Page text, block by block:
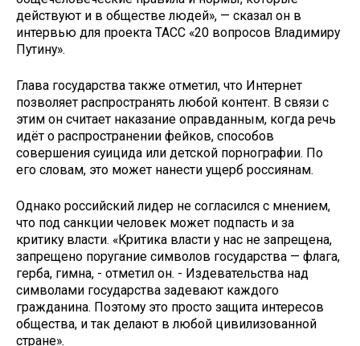
действуют и в обществе людей», — сказал он в
интервью для проекта ТАСС «20 вопросов Владимиру
Путину».
Глава государства также отметил, что Интернет
позволяет распространять любой контент. В связи с
этим он считает наказание оправданным, когда речь
идёт о распространении фейков, способов
совершения суицида или детской порнографии. По
его словам, это может нанести ущерб россиянам.
Однако российский лидер не согласился с мнением,
что под санкции человек может подпасть и за
критику власти. «Критика власти у нас не запрещена,
запрещено поругание символов государства — флага,
герба, гимна, - отметил он. - Издевательства над
символами государства задевают каждого
гражданина. Поэтому это просто защита интересов
общества, и так делают в любой цивилизованной
стране».